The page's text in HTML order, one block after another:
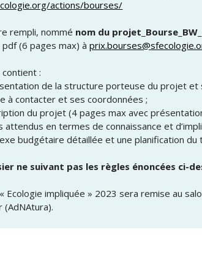
actions/bourses/
rempli, nommé nom du projet Bourse BW
pdf (6 pages max) à
:
de la structure porteuse du projet et
à contacter et ses coordonnées ;
du projet (4 pages max avec
attendus en termes de connaissance et
budgétaire détaillée et une planification du
ne suivant pas les règles énoncées ci-
Ecologie impliquée » 2023 sera remise au
(AdNAtura).